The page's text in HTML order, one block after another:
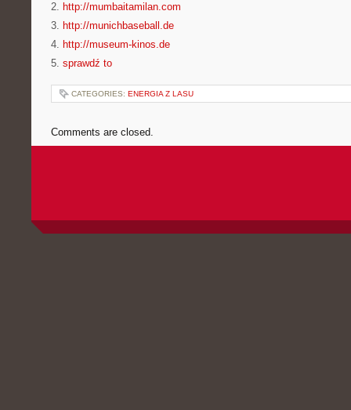
2. http://mumbaitamilan.com
3. http://munichbaseball.de
4. http://museum-kinos.de
5. sprawdź to
CATEGORIES: ENERGIA Z LASU
Comments are closed.